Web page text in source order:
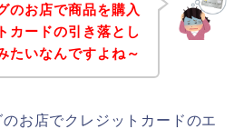
のお店で商品を購入
カードの引き落とし
たいなんですよね～
お店でクレジットカードのエ